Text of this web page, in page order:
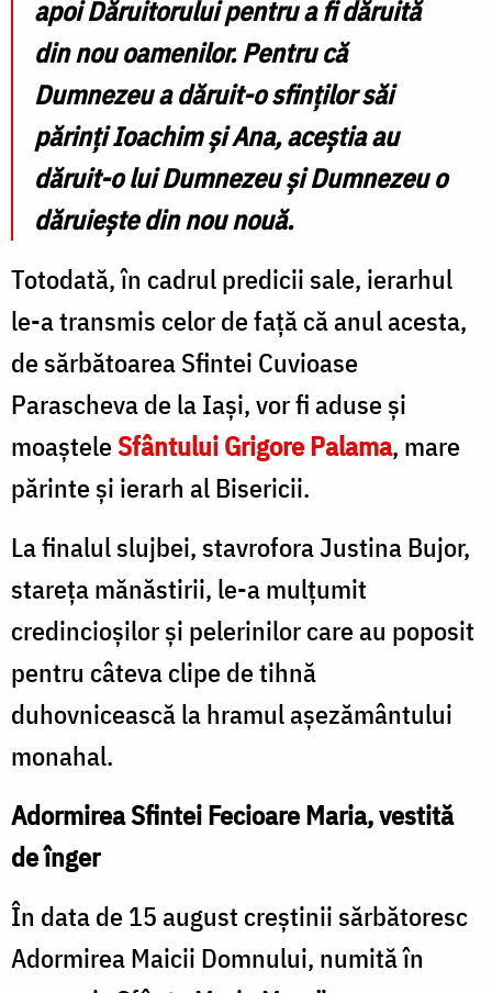
apoi Dăruitorului pentru a fi dăruită
din nou oamenilor. Pentru că
Dumnezeu a dăruit-o sfinților săi
părinți Ioachim și Ana, aceștia au
dăruit-o lui Dumnezeu și Dumnezeu o
dăruiește din nou nouă.
Totodată, în cadrul predicii sale, ierarhul
le-a transmis celor de față că anul acesta,
de sărbătoarea Sfintei Cuvioase
Parascheva de la Iași, vor fi aduse și
moașteleSfântului Grigore Palama, mare
părinte și ierarh al Bisericii.
La finalul slujbei, stavrofora Justina Bujor,
stareța mănăstirii, le-a mulțumit
credincioșilor și pelerinilor care au poposit
pentru câteva clipe de tihnă
duhovnicească la hramul așezământului
monahal.
Adormirea Sfintei Fecioare Maria, vestită
de înger
În data de 15 august creștinii sărbătoresc
Adormirea Maicii Domnului, numită în